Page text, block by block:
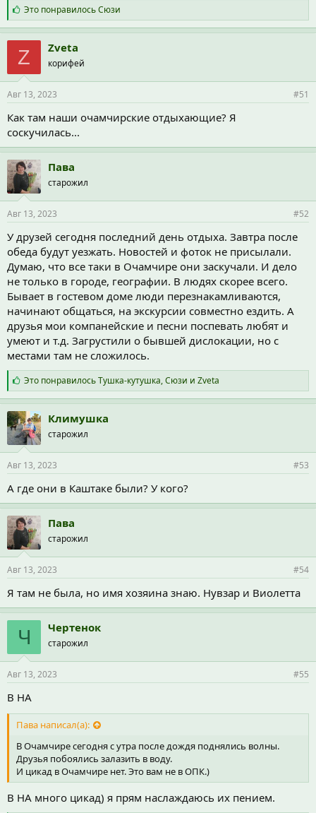
С
и
м
п
а
т
и
и
:
Это понравилосьСюзи
Z Zveta
корифей
Авг 13, 2023 #51
Как там наши очамчирские отдыхающие? Я
соскучилась...
Пава
старожил
Авг 13, 2023 #52
У друзей сегодня последний день отдыха. Завтра после
обеда будут уезжать. Новостей и фоток не присылали.
Думаю, что все таки в Очамчире они заскучали. И дело
не только в городе, географии. В людях скорее всего.
Бывает в гостевом доме люди перезнакамливаются,
начинают общаться, на экскурсии совместно ездить. А
друзья мои компанейские и песни поспевать любят и
умеют и т.д. Загрустили о бывшей дислокации, но с
местами там не сложилось.
С
и
м
п
а
т
и
и
:
Это понравилосьТушка-кутушка,Сюзи и Zveta
Климушка
старожил
Авг 13, 2023 #53
А где они в Каштаке были? У кого?
Пава
старожил
Авг 13, 2023 #54
Я там не была, но имя хозяина знаю. Нувзар и Виолетта
Ч Чертенок
старожил
Авг 13, 2023 #55
В НА
Пава написал(а):
В Очамчире сегодня с утра после дождя поднялись волны.
Друзья побоялись залазить в воду.
И цикад в Очамчире нет. Это вам не в ОПК.)
В НА много цикад) я прям наслаждаюсь их пением.